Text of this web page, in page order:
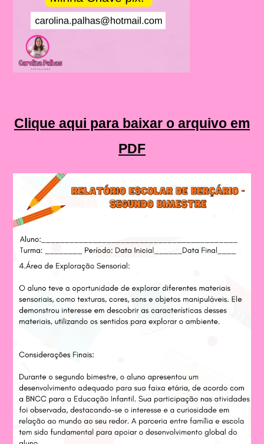
Clique aqui para baixar o arquivo em
PDF